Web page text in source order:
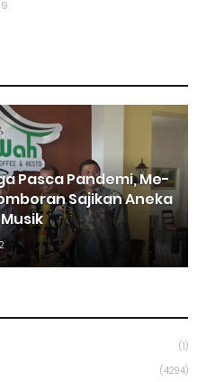
Pasca Pandemi, Me-
Sajikan Aneka
(1)
(4294)